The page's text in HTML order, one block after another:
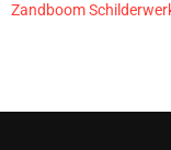
Zandboom